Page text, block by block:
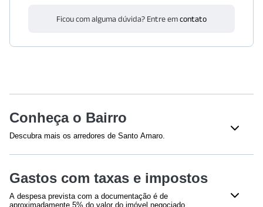
Ficou com alguma dúvida? Entre emcontato
Conheça o Bairro
Descubra mais os arredores de Santo Amaro.
Morumbi Shopping(1438m)
m)
Shopping Market Place(1659m)
Gastos com taxas e impostos
A despesa prevista com a documentação é de
aproximadamente 5% do valor do imóvel negociado,